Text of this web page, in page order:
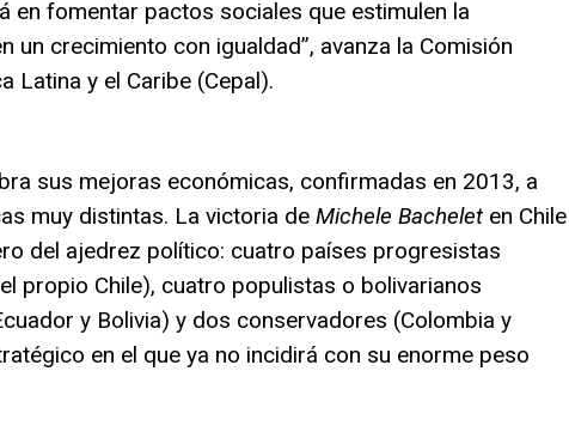
en fomentar pactos sociales que estimulen la
un crecimiento con igualdad”, avanza la Comisión
Latina y el Caribe (Cepal).
sus mejoras económicas, confirmadas en 2013, a
muy distintas. La victoria de Michele Bachelet en Chile
del ajedrez político: cuatro países progresistas
propio Chile), cuatro populistas o bolivarianos
y Bolivia) y dos conservadores (Colombia y
en el que ya no incidirá con su enorme peso